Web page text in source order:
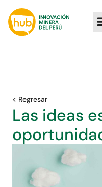
< Regresar
Las ideas